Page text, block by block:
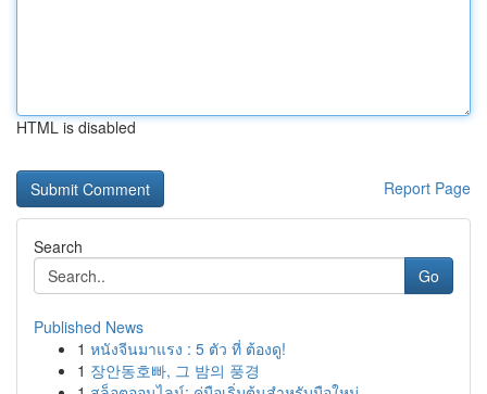
HTML is disabled
Report Page
Search
Go
Published News
1 หนังจีนมาแรง : 5 ตัว ที่ ต้องดู!
1 장안동호빠, 그 밤의 풍경